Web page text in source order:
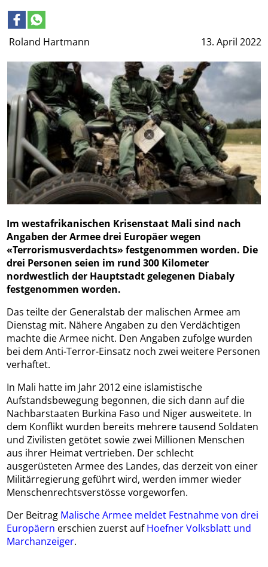
Roland Hartmann 13. April 2022
Im westafrikanischen Krisenstaat Mali sind nach
Angaben der Armee drei Europäer wegen
«Terrorismusverdachts» festgenommen worden. Die
drei Personen seien im rund 300 Kilometer
nordwestlich der Hauptstadt gelegenen Diabaly
festgenommen worden.
Das teilte der Generalstab der malischen Armee am
Dienstag mit. Nähere Angaben zu den Verdächtigen
machte die Armee nicht. Den Angaben zufolge wurden
bei dem Anti-Terror-Einsatz noch zwei weitere Personen
verhaftet.
In Mali hatte im Jahr 2012 eine islamistische
Aufstandsbewegung begonnen, die sich dann auf die
Nachbarstaaten Burkina Faso und Niger ausweitete. In
dem Konflikt wurden bereits mehrere tausend Soldaten
und Zivilisten getötet sowie zwei Millionen Menschen
aus ihrer Heimat vertrieben. Der schlecht
ausgerüsteten Armee des Landes, das derzeit von einer
Militärregierung geführt wird, werden immer wieder
Menschenrechtsverstösse vorgeworfen.
Der Beitrag Malische Armee meldet Festnahme von drei
Europäern erschien zuerst aufHoefner Volksblatt und
Marchanzeiger.